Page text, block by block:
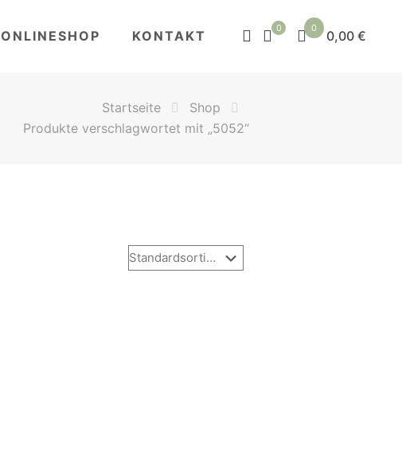
ONLINESHOP KONTAKT 0 0 0,00 €
Startseite
Shop
Produkte verschlagwortet mit „5052“